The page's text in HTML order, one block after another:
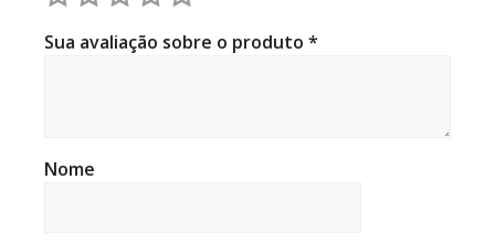
Sua avaliação sobre o produto *
Nome